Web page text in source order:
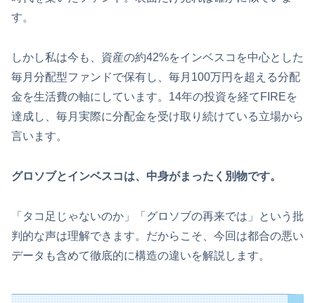
す。
しかし私は今も、資産の約42%をインベスコを中心とした
毎月分配型ファンドで保有し、毎月100万円を超える分配
金を生活費の軸にしています。14年の投資を経てFIREを
達成し、毎月実際に分配金を受け取り続けている立場から
言います。
グロソブとインベスコは、中身がまったく別物です。
「タコ足じゃないのか」「グロソブの再来では」という批
判的な声は理解できます。だからこそ、今回は都合の悪い
データも含めて徹底的に構造の違いを解説します。